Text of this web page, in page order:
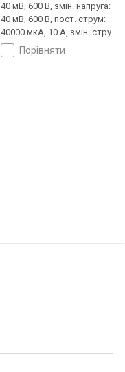
40 мВ, 600 В, змін. напруга:
40 мВ, 600 В, пост. струм:
40000 мкА, 10 А, змін. струм:
40000 мкА, 10 А, опір: 400 Ом,
20 МОм, автоматичний вибір
порівняти